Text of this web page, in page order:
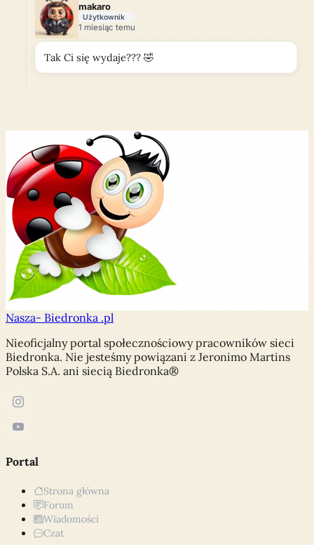
makaro
Użytkownik
1 miesiąc temu
Tak Ci się wydaje??? 🤣
Nasza- Biedronka .pl
Nieoficjalny portal społecznościowy pracowników sieci
Biedronka. Nie jesteśmy powiązani z Jeronimo Martins
Polska S.A. ani siecią Biedronka®
Portal
Strona główna
Forum
Wiadomości
Czat